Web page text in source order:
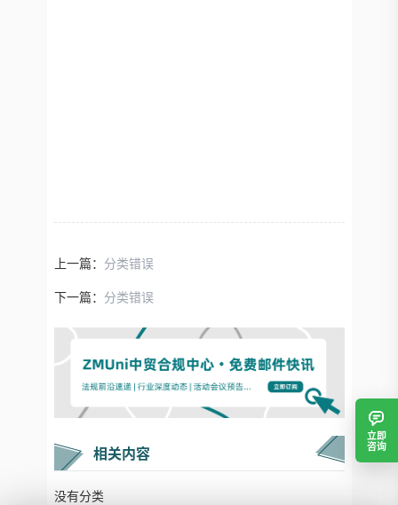
上一篇： 分类错误
下一篇： 分类错误
相关内容
没有分类
立即
咨询